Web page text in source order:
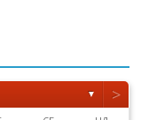
▼ >